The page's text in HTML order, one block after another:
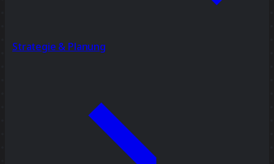
Strategie & Planung